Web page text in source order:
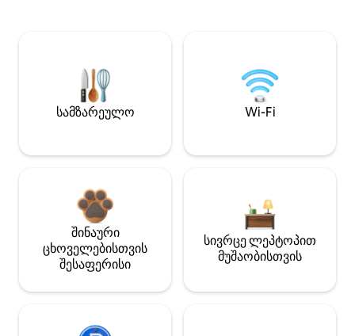
სამზარეულო Wi-Fi
შინაური
ცხოველებისთვის
შესაფერისი
სივრცე ლეპტოპით
მუშაობისთვის